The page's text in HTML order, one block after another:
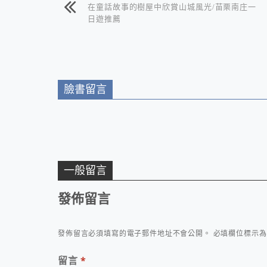
在童話故事的樹屋中欣賞山城風光/苗栗南庄一
日遊推薦
臉書留言
一般留言
發佈留言
發佈留言必須填寫的電子郵件地址不會公開。 必填欄位標示
留言 *